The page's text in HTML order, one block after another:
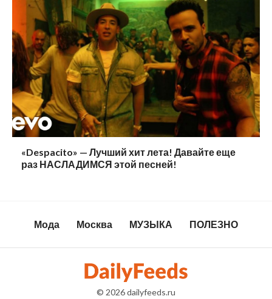
«Despacito» — Лучший хит лета! Давайте еще
раз НАСЛАДИМСЯ этой песней!
Мода Москва МУЗЫКА ПОЛЕЗНО
© 2026dailyfeeds.ru